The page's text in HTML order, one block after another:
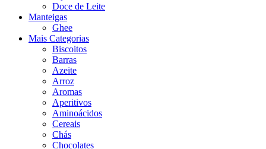
Doce de Leite
Manteigas
Ghee
Mais Categorias
Biscoitos
Barras
Azeite
Arroz
Aromas
Aperitivos
Aminoácidos
Cereais
Chás
Chocolates